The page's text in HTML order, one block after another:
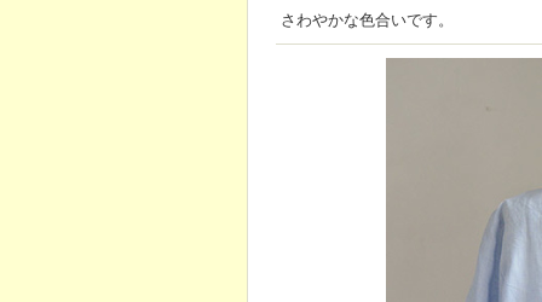
さわやかな色合いです。